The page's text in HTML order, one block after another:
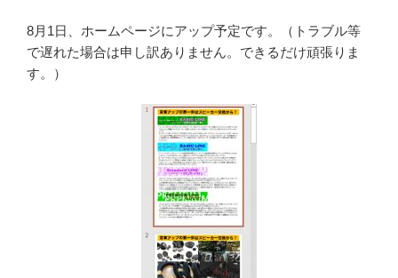
8月1日、ホームページにアップ予定です。（トラブル等
で遅れた場合は申し訳ありません。できるだけ頑張りま
す。）